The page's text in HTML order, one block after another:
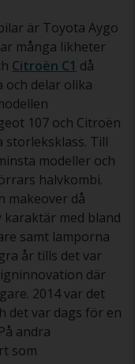
är Toyota Aygo
många likheter
Citroën C1 då
och delar olika
107 och Citroën
storleksklass. Till
modeller och
halvkombi.
makeover då
karaktär med bland
samt lamporna
år tills det var
där
2014 var det
det var dags för en
andra
som